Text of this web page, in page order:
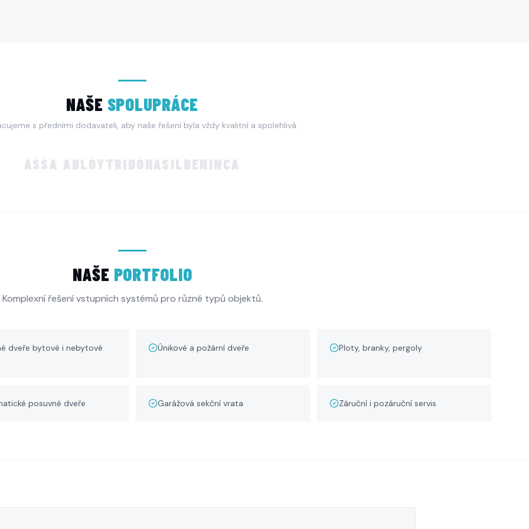
NAŠE SPOLUPRÁCE
s předními dodavateli, aby naše řešení byla vždy kvalitní a spolehlivá.
ASSA ABLOYTRIDOHASILBENINCA
NAŠE PORTFOLIO
Komplexní řešení vstupních systémů pro různé typů objektů.
dveře bytové i nebytové Únikové a požární dveře Ploty, branky, pergoly
posuvné dveře Garážová sekční vrata Záruční i pozáruční servis